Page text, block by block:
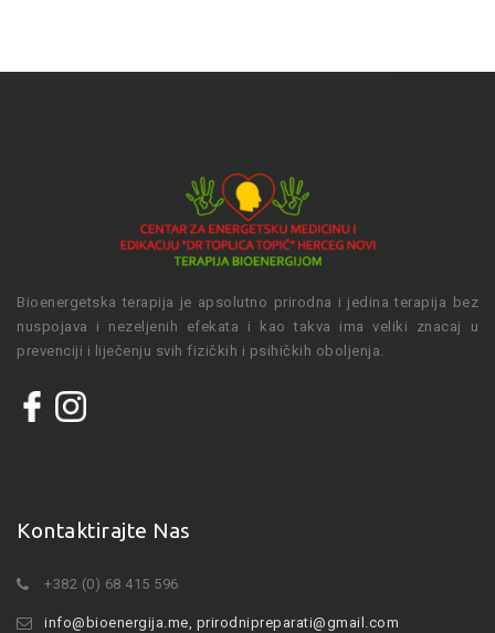
Bioenergetska terapija je apsolutno prirodna i jedina terapija bez
nuspojava i nezeljenih efekata i kao takva ima veliki znacaj u
prevenciji i liječenju svih fizičkih i psihičkih oboljenja.
Kontaktirajte Nas
+382 (0) 68 415 596
info@bioenergija.me prirodnipreparati@gmail.com